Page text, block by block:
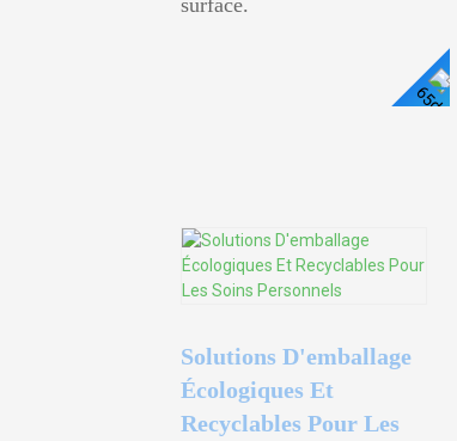
Solutions D'emballage
Écologiques Et
Recyclables Pour Les